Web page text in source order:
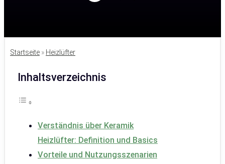
Startseite » Heizlüfter
Inhaltsverzeichnis
Verständnis über Keramik
Heizlüfter: Definition und Basics
Vorteile und Nutzungsszenarien